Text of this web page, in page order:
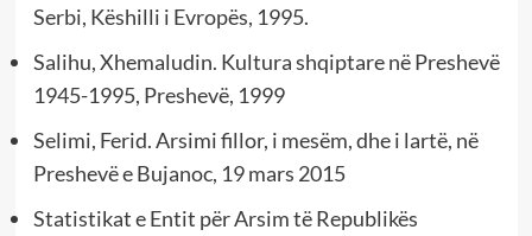
Serbi, Këshilli i Evropës, 1995.
Salihu, Xhemaludin. Kultura shqiptare në Preshevë
1945-1995, Preshevë, 1999
Selimi, Ferid. Arsimi fillor, i mesëm, dhe i lartë, në
Preshevë e Bujanoc, 19 mars 2015
Statistikat e Entit për Arsim të Republikës